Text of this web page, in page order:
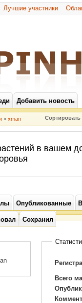
Лучшие участники
Добавить новость
» xman
Опубликованные
Сохранил
Всего